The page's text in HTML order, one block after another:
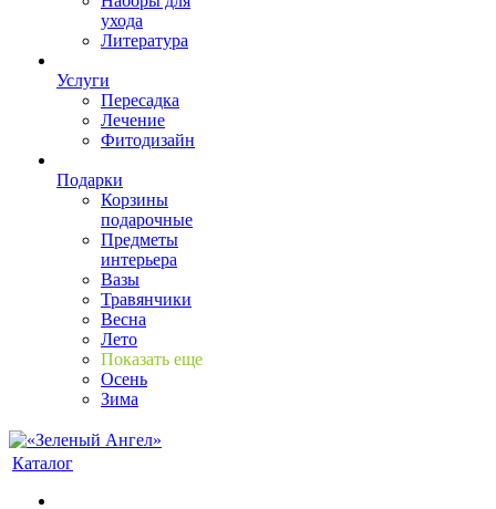
ухода
Литература
Услуги
Пересадка
Лечение
Фитодизайн
Подарки
Корзины
подарочные
Предметы
интерьера
Вазы
Травянчики
Весна
Лето
Показать еще
Осень
Зима
Каталог